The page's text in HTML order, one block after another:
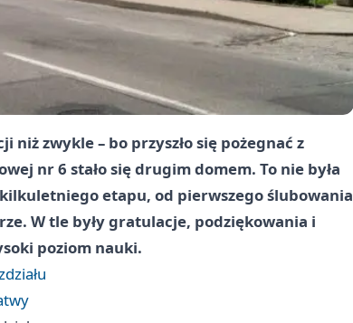
niż zwykle – bo przyszło się pożegnać z
nr 6 stało się drugim domem. To nie była
etapu, od pierwszego ślubowania
W tle były gratulacje, podziękowania i
poziom nauki.